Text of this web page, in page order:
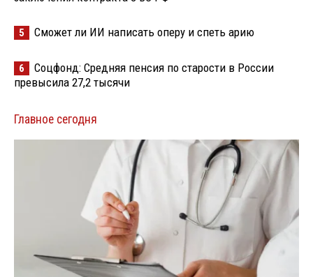
5 Сможет ли ИИ написать оперу и спеть арию
6
Соцфонд: Средняя пенсия по старости в России
превысила 27,2 тысячи
Главное сегодня